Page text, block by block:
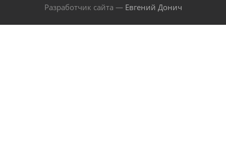
Разработчик сайта — Евгений Донич